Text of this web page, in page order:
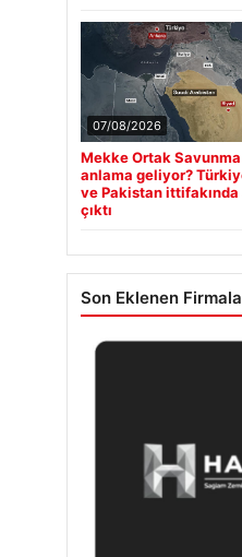
07/08/2026
Mekke Ortak
anlama geliyor?
ve Pakistan ittifakında
çıktı
Son Eklenen